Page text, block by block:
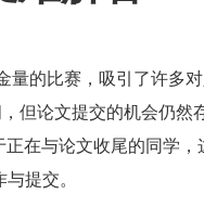
量的比赛，吸引了许多
但论文提交的机会仍然
在与论文收尾的同学
提交。